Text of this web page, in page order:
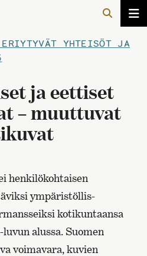
ERIYTYVÄT YHTEISÖT JA
ja eettiset
– muuttuvat
henkilökohtaisen
ympäristöllis-
kotikuntaansa
alussa. Suomen
voimavara, kuvien